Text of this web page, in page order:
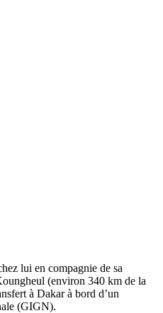
lui en compagnie de sa
(environ 340 km de la
à Dakar à bord d’un
(GIGN).